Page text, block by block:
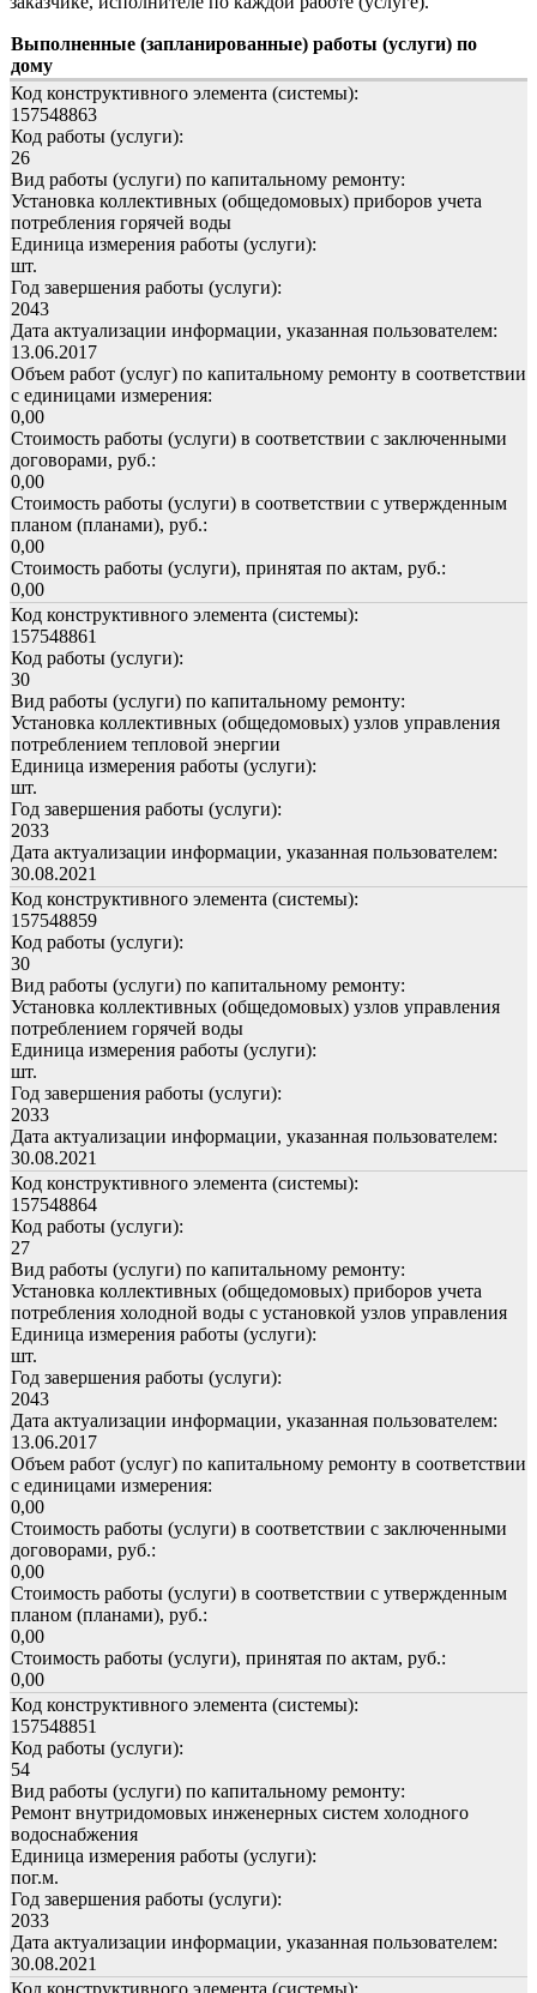
Выполненные (запланированные) работы (услуги) по
дому
Код конструктивного элемента (системы):
157548863
Код работы (услуги):
26
Вид работы (услуги) по капитальному ремонту:
Установка коллективных (общедомовых) приборов учета
потребления горячей воды
Единица измерения работы (услуги):
шт.
Год завершения работы (услуги):
2043
Дата актуализации информации, указанная пользователем:
13.06.2017
Объем работ (услуг) по капитальному ремонту в соответствии
с единицами измерения:
0,00
Стоимость работы (услуги) в соответствии с заключенными
договорами, руб.:
0,00
Стоимость работы (услуги) в соответствии с утвержденным
планом (планами), руб.:
0,00
Стоимость работы (услуги), принятая по актам, руб.:
0,00
Код конструктивного элемента (системы):
157548861
Код работы (услуги):
30
Вид работы (услуги) по капитальному ремонту:
Установка коллективных (общедомовых) узлов управления
потреблением тепловой энергии
Единица измерения работы (услуги):
шт.
Год завершения работы (услуги):
2033
Дата актуализации информации, указанная пользователем:
30.08.2021
Код конструктивного элемента (системы):
157548859
Код работы (услуги):
30
Вид работы (услуги) по капитальному ремонту:
Установка коллективных (общедомовых) узлов управления
потреблением горячей воды
Единица измерения работы (услуги):
шт.
Год завершения работы (услуги):
2033
Дата актуализации информации, указанная пользователем:
30.08.2021
Код конструктивного элемента (системы):
157548864
Код работы (услуги):
27
Вид работы (услуги) по капитальному ремонту:
Установка коллективных (общедомовых) приборов учета
потребления холодной воды с установкой узлов управления
Единица измерения работы (услуги):
шт.
Год завершения работы (услуги):
2043
Дата актуализации информации, указанная пользователем:
13.06.2017
Объем работ (услуг) по капитальному ремонту в соответствии
с единицами измерения:
0,00
Стоимость работы (услуги) в соответствии с заключенными
договорами, руб.:
0,00
Стоимость работы (услуги) в соответствии с утвержденным
планом (планами), руб.:
0,00
Стоимость работы (услуги), принятая по актам, руб.:
0,00
Код конструктивного элемента (системы):
157548851
Код работы (услуги):
54
Вид работы (услуги) по капитальному ремонту:
Ремонт внутридомовых инженерных систем холодного
водоснабжения
Единица измерения работы (услуги):
пог.м.
Год завершения работы (услуги):
2033
Дата актуализации информации, указанная пользователем:
30.08.2021
Код конструктивного элемента (системы):